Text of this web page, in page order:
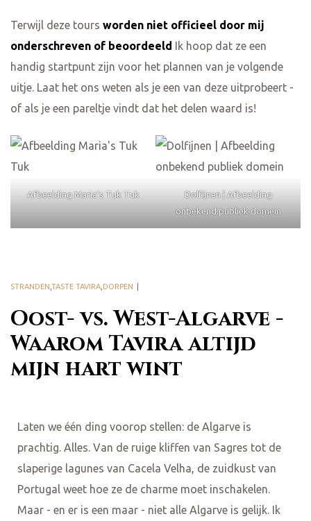
Terwijl deze tours worden niet officieel door mij
onderschreven of beoordeeld Ik hoop dat ze een
handig startpunt zijn voor het plannen van je volgende
uitje. Laat het ons weten als je een van deze uitprobeert -
of als je een pareltje vindt dat het delen waard is!
Afbeelding Maria's Tuk Tuk
Dolfijnen | Afbeelding
onbekend publiek domein
Oost- vs. West-Algarve -
Waarom Tavira altijd
mijn hart wint
STRANDEN TASTE TAVIRA DORPEN
Laten we één ding voorop stellen: de Algarve is
prachtig. Alles. Van de ruige kliffen van Sagres tot de
slaperige lagunes van Cacela Velha, de zuidkust van
Portugal weet hoe ze de charme moet inschakelen.
Maar - en er is een maar - niet alle Algarve is gelijk. Ik